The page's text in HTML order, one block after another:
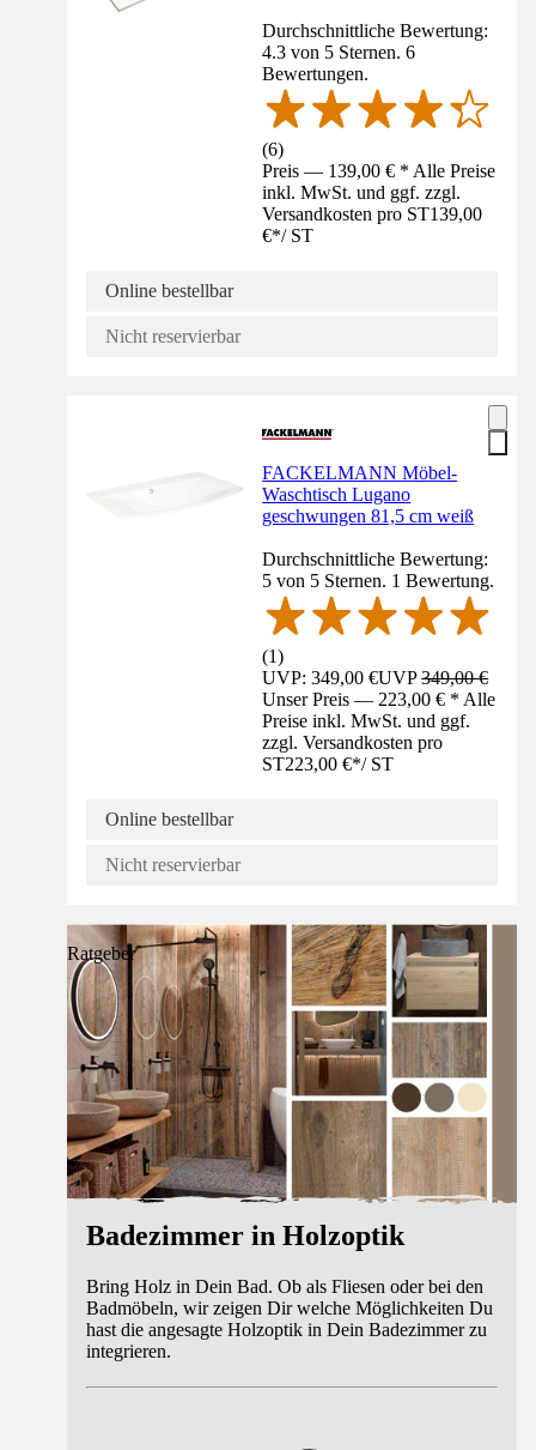
Durchschnittliche Bewertung:
4.3 von 5 Sternen. 6
Bewertungen.
(6)
Preis — 139,00 € * Alle Preise
inkl. MwSt. und ggf. zzgl.
Versandkosten pro ST139,00
€*/ ST
Online bestellbar
Nicht reservierbar
FACKELMANN Möbel-
Waschtisch Lugano
geschwungen 81,5 cm weiß
Durchschnittliche Bewertung:
5 von 5 Sternen. 1 Bewertung.
(1)
UVP: 349,00 €UVP349,00 €
Unser Preis — 223,00 € * Alle
Preise inkl. MwSt. und ggf.
zzgl. Versandkosten pro
ST223,00 €*/ ST
Online bestellbar
Nicht reservierbar
Ratgeber
Badezimmer in Holzoptik
Bring Holz in Dein Bad. Ob als Fliesen oder bei den
Badmöbeln, wir zeigen Dir welche Möglichkeiten Du
hast die angesagte Holzoptik in Dein Badezimmer zu
integrieren.